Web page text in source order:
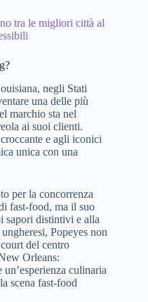
tra le migliori città al
negli Stati
una delle più
marchio sta nel
ai suoi clienti.
e agli iconici
unica con una
per la concorrenza
fast-food, ma il suo
sapori distintivi e alla
Popeyes non
del centro
Orleans:
culinaria
scena fast-food